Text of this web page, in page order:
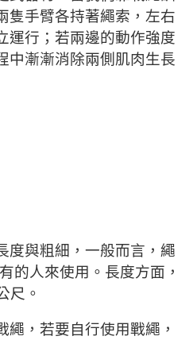
隻手臂各持著繩索，左右
運行；若兩邊的動作強度
中漸漸消除兩側肌肉生長
度與粗細，一般而言，繩
的人來使用。長度方面，
尺。
繩，若要自行使用戰繩，